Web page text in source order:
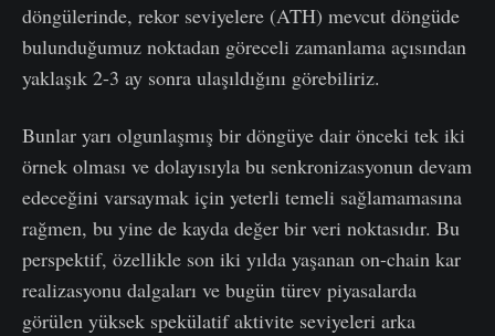
döngülerinde, rekor seviyelere (ATH) mevcut döngüde
bulunduğumuz noktadan göreceli zamanlama açısından
yaklaşık 2-3 ay sonra ulaşıldığını görebiliriz.
Bunlar yarı olgunlaşmış bir döngüye dair önceki tek iki
örnek olması ve dolayısıyla bu senkronizasyonun devam
edeceğini varsaymak için yeterli temeli sağlamamasına
rağmen, bu yine de kayda değer bir veri noktasıdır. Bu
perspektif, özellikle son iki yılda yaşanan on-chain kar
realizasyonu dalgaları ve bugün türev piyasalarda
görülen yüksek spekülatif aktivite seviyeleri arka